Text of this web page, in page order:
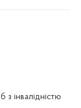
з інвалідністю